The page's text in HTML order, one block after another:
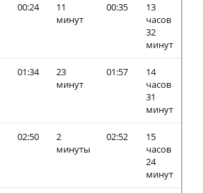
00:24
11
минут
00:35
13
часов
32
минут
01:34
23
минут
01:57
14
часов
31
минут
02:50
2
минуты
02:52
15
часов
24
минут